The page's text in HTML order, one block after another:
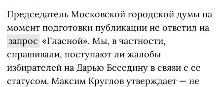
Председатель Московской городской думы на
момент подготовки публикации не ответил на
запрос «Гласной». Мы, в частности,
спрашивали, поступают ли жалобы
избирателей на Дарью Беседину в связи с ее
статусом. Максим Круглов утверждает — не